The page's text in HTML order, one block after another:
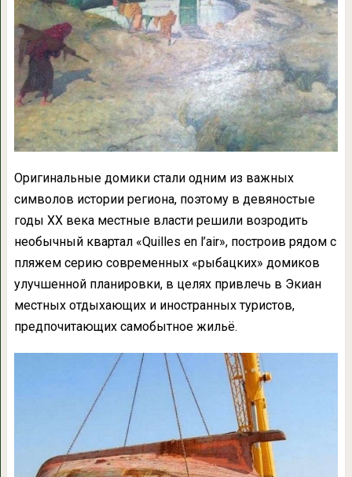
Оригинальные домики стали одним из важных
символов истории региона, поэтому в девяностые
годы XX века местные власти решили возродить
необычный квартал «Quilles en l’air», построив рядом с
пляжем серию современных «рыбацких» домиков
улучшенной планировки, в целях привлечь в Экиан
местных отдыхающих и иностранных туристов,
предпочитающих самобытное жильё.